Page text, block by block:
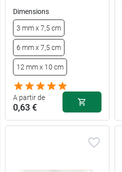
Dimensions
3 mm x 7,5 cm
6 mm x 7,5 cm
12 mm x 10 cm
A partir de
0,63 €